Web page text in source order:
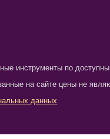
инструменты по
на сайте цены не
данных